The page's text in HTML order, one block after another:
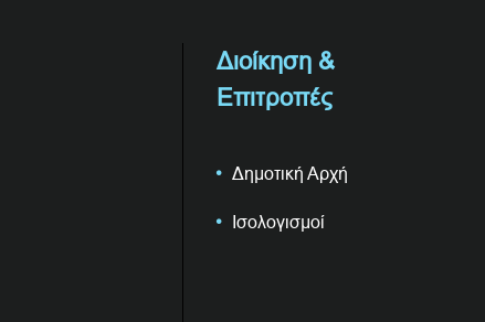
Διοίκηση &
Επιτροπές
Δημοτική Αρχή
Ισολογισμοί